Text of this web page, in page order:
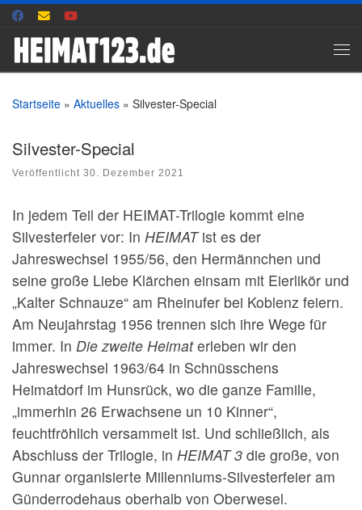
Zum Inhalt springen
Startseite » Aktuelles » Silvester-Special
Silvester-Special
Veröffentlicht 30. Dezember 2021
In jedem Teil der HEIMAT-Trilogie kommt eine
Silvesterfeier vor: In HEIMATist es der
Jahreswechsel 1955/56, den Hermännchen und
seine große Liebe Klärchen einsam mit Eierlikör und
„Kalter Schnauze“ am Rheinufer bei Koblenz feiern.
Am Neujahrstag 1956 trennen sich ihre Wege für
immer. In Die zweite Heimaterleben wir den
Jahreswechsel 1963/64 in Schnüsschens
Heimatdorf im Hunsrück, wo die ganze Familie,
„immerhin 26 Erwachsene un 10 Kinner“,
feuchtfröhlich versammelt ist. Und schließlich, als
Abschluss der Trilogie, in HEIMAT 3 die große, von
Gunnar organisierte Millenniums-Silvesterfeier am
Günderrodehaus oberhalb von Oberwesel.